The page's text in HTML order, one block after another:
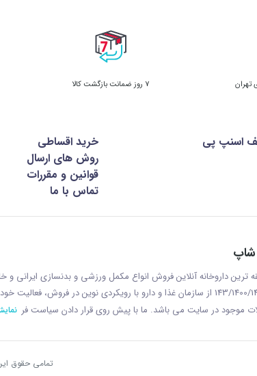
تهران 7 روز ضمانت بازگشت کالا
اسنپ پی خرید اقساطی
روش های ارسال
قوانین و مقررات
تماس با ما
شاپ
ترین داروخانه آنلاین فروش انواع مکمل ورزشی و بدنسازی
اقلام غیر دارویی به شماره 143/1400/14113 از سازمان غذا و دارو با
موجود در سایت می باشد. ما با پيش روی قرار دادن سياست فر
تمامی حقوق